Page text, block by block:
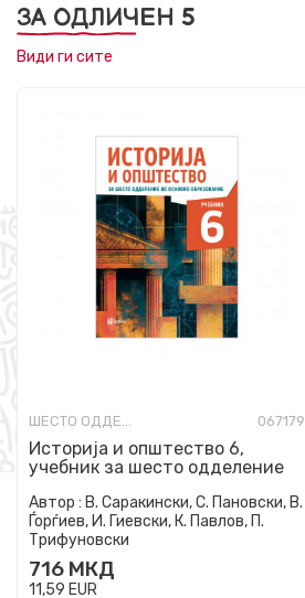
ЗА ОДЛИЧЕН 5
Види ги сите
067179
Историја и општество 6,
учебник за шесто одделение
Автор : В. Саракински, С. Пановски, В.
Ѓорѓиев, И. Гиевски, К. Павлов, П.
Трифуновски
716 МКД
11,59 EUR